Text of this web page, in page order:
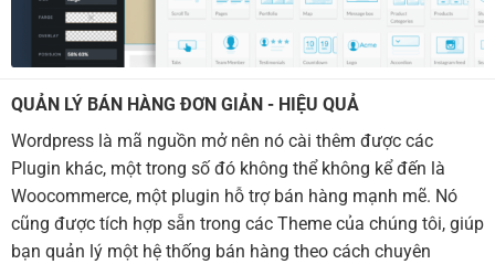
QUẢN LÝ BÁN HÀNG ĐƠN GIẢN - HIỆU QUẢ
Wordpress là mã nguồn mở nên nó cài thêm được các
Plugin khác, một trong số đó không thể không kể đến là
Woocommerce, một plugin hỗ trợ bán hàng mạnh mẽ. Nó
cũng được tích hợp sẵn trong các Theme của chúng tôi, giúp
bạn quản lý một hệ thống bán hàng theo cách chuyên